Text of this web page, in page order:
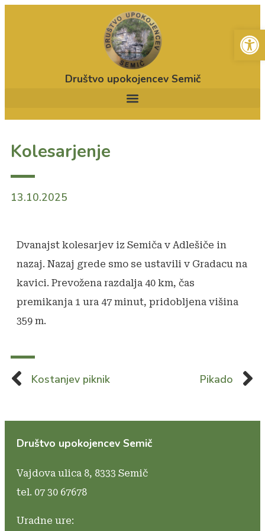
Društvo upokojencev Semič
Kolesarjenje
13.10.2025
Dvanajst kolesarjev iz Semiča v Adlešiče in
nazaj. Nazaj grede smo se ustavili v Gradacu na
kavici. Prevožena razdalja 40 km, čas
premikanja 1 ura 47 minut, pridobljena višina
359 m.
Kostanjev piknik Pikado
Društvo upokojencev Semič
Vajdova ulica 8, 8333 Semič
tel. 07 30 67678
Uradne ure: